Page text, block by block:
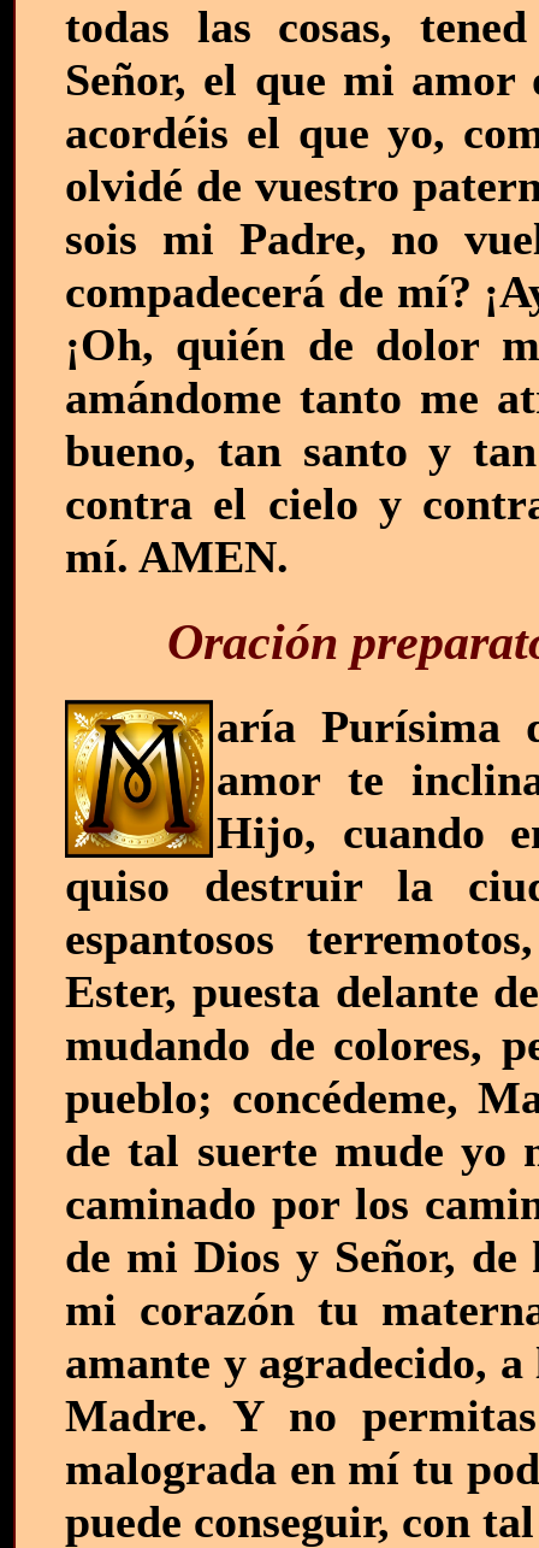
todas las cosas,
Señor, el que mi amor
acordéis el que yo,
olvidé de vuestro
sois mi Padre, no
compadecerá de mí?
¡Oh, quién de dolor
amándome tanto me
bueno, tan santo y
contra el cielo y
mí. AMEN.
Oración
aría Purísima
amor te
Hijo, cuando
quiso destruir la
espantosos
Ester, puesta delante
mudando de colores,
pueblo; concédeme,
de tal suerte mude yo
caminado por los
de mi Dios y Señor, de
mi corazón tu
amante y agradecido,
Madre. Y no
malograda en mí tu
puede conseguir, con